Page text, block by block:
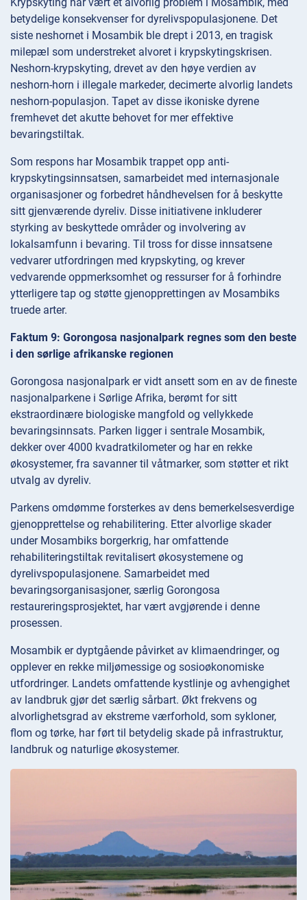
betydelige konsekvenser for dyrelivspopulasjonene. Det
siste neshornet i Mosambik ble drept i 2013, en tragisk
milepæl som understreket alvoret i krypskytingskrisen.
Neshorn-krypskyting, drevet av den høye verdien av
neshorn-horn i illegale markeder, decimerte alvorlig landets
neshorn-populasjon. Tapet av disse ikoniske dyrene
fremhevet det akutte behovet for mer effektive
bevaringstiltak.
Som respons har Mosambik trappet opp anti-
krypskytingsinnsatsen, samarbeidet med internasjonale
organisasjoner og forbedret håndhevelsen for å beskytte
sitt gjenværende dyreliv. Disse initiativene inkluderer
styrking av beskyttede områder og involvering av
lokalsamfunn i bevaring. Til tross for disse innsatsene
vedvarer utfordringen med krypskyting, og krever
vedvarende oppmerksomhet og ressurser for å forhindre
ytterligere tap og støtte gjenopprettingen av Mosambiks
truede arter.
Faktum 9: Gorongosa nasjonalpark regnes som den beste
i den sørlige afrikanske regionen
Gorongosa nasjonalpark er vidt ansett som en av de fineste
nasjonalparkene i Sørlige Afrika, berømt for sitt
ekstraordinære biologiske mangfold og vellykkede
bevaringsinnsats. Parken ligger i sentrale Mosambik,
dekker over 4000 kvadratkilometer og har en rekke
økosystemer, fra savanner til våtmarker, som støtter et rikt
utvalg av dyreliv.
Parkens omdømme forsterkes av dens bemerkelsesverdige
gjenopprettelse og rehabilitering. Etter alvorlige skader
under Mosambiks borgerkrig, har omfattende
rehabiliteringstiltak revitalisert økosystemene og
dyrelivspopulasjonene. Samarbeidet med
bevaringsorganisasjoner, særlig Gorongosa
restaureringsprosjektet, har vært avgjørende i denne
prosessen.
Mosambik er dyptgående påvirket av klimaendringer, og
opplever en rekke miljømessige og sosioøkonomiske
utfordringer. Landets omfattende kystlinje og avhengighet
av landbruk gjør det særlig sårbart. Økt frekvens og
alvorlighetsgrad av ekstreme værforhold, som sykloner,
flom og tørke, har ført til betydelig skade på infrastruktur,
landbruk og naturlige økosystemer.